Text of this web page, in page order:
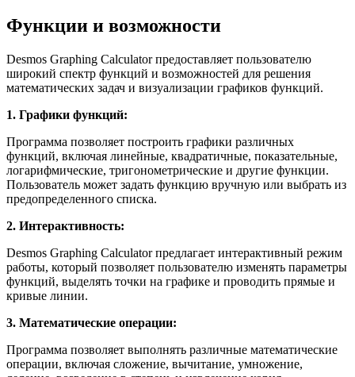
Функции и возможности
Desmos Graphing Calculator предоставляет пользователю
широкий спектр функций и возможностей для решения
математических задач и визуализации графиков функций.
1. Графики функций:
Программа позволяет построить графики различных
функций, включая линейные, квадратичные, показательные,
логарифмические, тригонометрические и другие функции.
Пользователь может задать функцию вручную или выбрать из
предопределенного списка.
2. Интерактивность:
Desmos Graphing Calculator предлагает интерактивный режим
работы, который позволяет пользователю изменять параметры
функций, выделять точки на графике и проводить прямые и
кривые линии.
3. Математические операции:
Программа позволяет выполнять различные математические
операции, включая сложение, вычитание, умножение,